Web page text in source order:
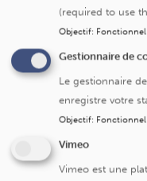
Submit
Cliniques
(required to use
Objectif: Fonctionnel
Gestionnaire de
Le gestionnaire
enregistre votre
Objectif: Fonctionnel
Vimeo
Vimeo est une